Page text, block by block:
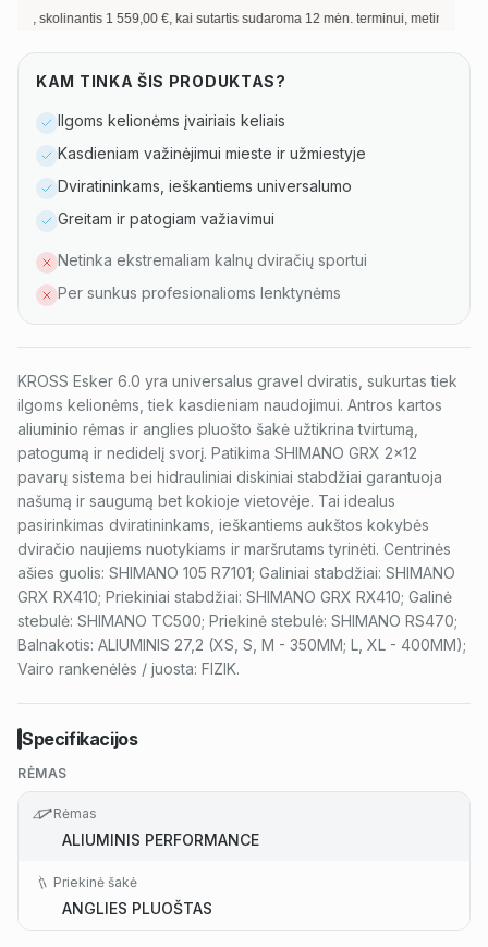
1 559,00€, kai sutartis sudaroma12mėn. terminui, metinė palūkanų
KAM TINKA ŠIS PRODUKTAS?
Ilgoms kelionėms įvairiais keliais
Kasdieniam važinėjimui mieste ir užmiestyje
Dviratininkams, ieškantiems universalumo
Greitam ir patogiam važiavimui
Netinka ekstremaliam kalnų dviračių sportui
Per sunkus profesionalioms lenktynėms
KROSS Esker 6.0 yra universalus gravel dviratis, sukurtas tiek
ilgoms kelionėms, tiek kasdieniam naudojimui. Antros kartos
aliuminio rėmas ir anglies pluošto šakė užtikrina tvirtumą,
patogumą ir nedidelį svorį. Patikima SHIMANO GRX 2x12
pavarų sistema bei hidrauliniai diskiniai stabdžiai garantuoja
našumą ir saugumą bet kokioje vietovėje. Tai idealus
pasirinkimas dviratininkams, ieškantiems aukštos kokybės
dviračio naujiems nuotykiams ir maršrutams tyrinėti. Centrinės
ašies guolis: SHIMANO 105 R7101; Galiniai stabdžiai: SHIMANO
GRX RX410; Priekiniai stabdžiai: SHIMANO GRX RX410; Galinė
stebulė: SHIMANO TC500; Priekinė stebulė: SHIMANO RS470;
Balnakotis: ALIUMINIS 27,2 (XS, S, M - 350MM; L, XL - 400MM);
Vairo rankenėlės / juosta: FIZIK.
Specifikacijos
RĖMAS
Rėmas
ALIUMINIS PERFORMANCE
Priekinė šakė
ANGLIES PLUOŠTAS